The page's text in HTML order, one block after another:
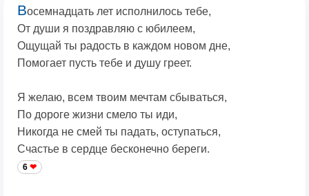
Восемнадцать лет исполнилось тебе,
От души я поздравляю с юбилеем,
Ощущай ты радость в каждом новом дне,
Помогает пусть тебе и душу греет.
Я желаю, всем твоим мечтам сбываться,
По дороге жизни смело ты иди,
Никогда не смей ты падать, оступаться,
Счастье в сердце бесконечно береги.
6